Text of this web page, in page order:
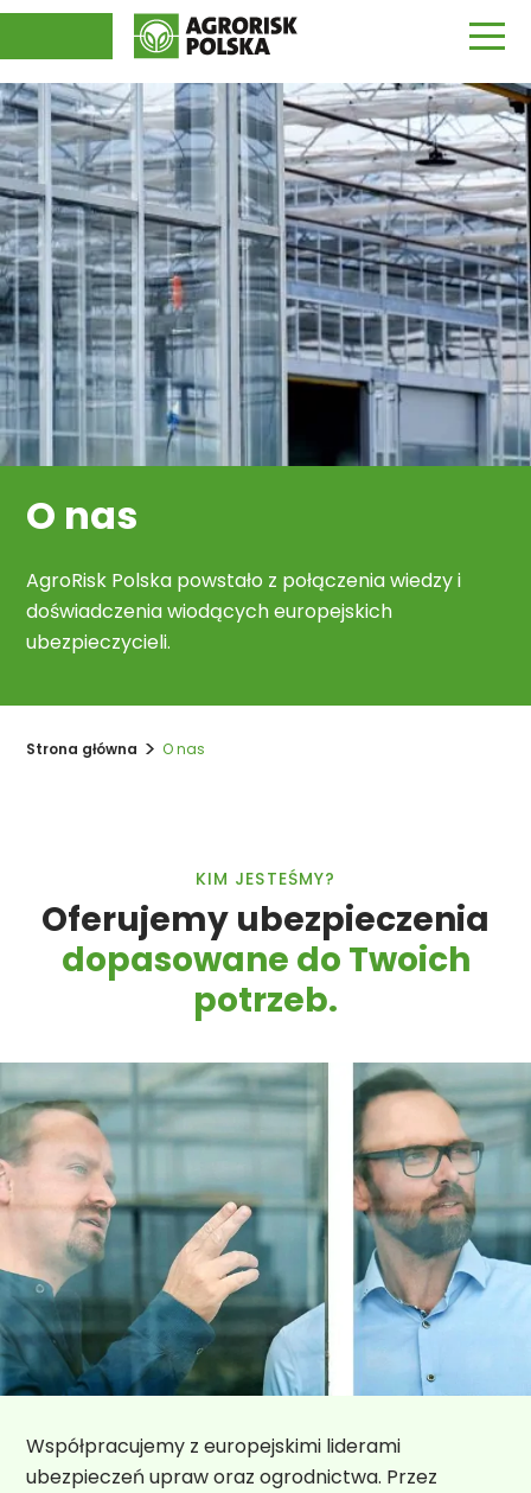
O NAS
UBEZPIECZENIA
UBEZPIECZENIA OGRODNICZE
UBEZPIECZENIA TUNELI
AKTUALNOŚCI
KONTAKT
ZGŁOŚ SZKODĘ
O nas
AgroRisk Polska powstało z połączenia wiedzy i
doświadczenia wiodących europejskich
ubezpieczycieli.
Strona główna > O nas
KIM JESTEŚMY?
Oferujemy ubezpieczenia
dopasowane do Twoich
potrzeb.
Współpracujemy z europejskimi liderami
ubezpieczeń upraw oraz ogrodnictwa. Przez